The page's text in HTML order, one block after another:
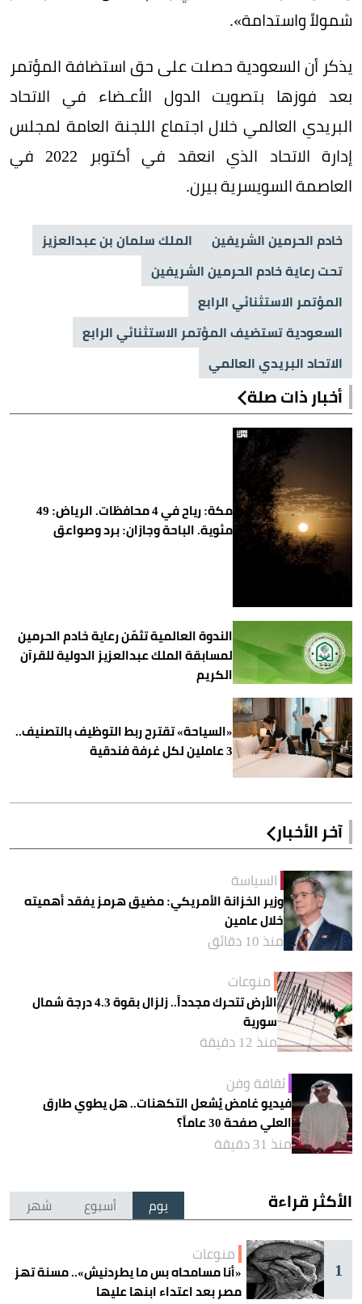
شمولاً واستدامة».
يذكر أن السعودية حصلت على حق استضافة المؤتمر
بعد فوزها بتصويت الدول الأعـضاء في الاتحاد
البريدي العالمي خلال اجتماع اللجنة العامة لمجلس
إدارة الاتحاد الذي انعقد في أكتوبر 2022 في
العاصمة السويسرية بيرن.
خادم الحرمين الشريفين
الملك سلمان بن عبدالعزيز
تحت رعاية خادم الحرمين الشريفين
المؤتمر الاستثنائي الرابع
السعودية تستضيف المؤتمر الاستثنائي الرابع
الاتحاد البريدي العالمي
أخبار ذات صلة
مكة: رياح في 4 محافظات. الرياض: 49
مئوية. الباحة وجازان: برد وصواعق
الندوة العالمية تثمّن رعاية خادم الحرمين
لمسابقة الملك عبدالعزيز الدولية للقرآن
الكريم
«السياحة» تقترح ربط التوظيف بالتصنيف..
3 عاملين لكل غرفة فندقية
آخر الأخبار
السياسة
وزير الخزانة الأمريكي: مضيق هرمز يفقد أهميته
خلال عامين
منذ 10 دقائق
منوعات
الأرض تتحرك مجدداً.. زلزال بقوة 4.3 درجة شمال
سورية
منذ 12 دقيقة
ثقافة وفن
فيديو غامض يُشعل التكهنات.. هل يطوي طارق
العلي صفحة 30 عاماً؟
منذ 31 دقيقة
الأكثر قراءة يوم أسبوع شهر
1
منوعات
«أنا مسامحاه بس ما يطردنيش».. مسنة تهز
مصر بعد اعتداء ابنها عليها